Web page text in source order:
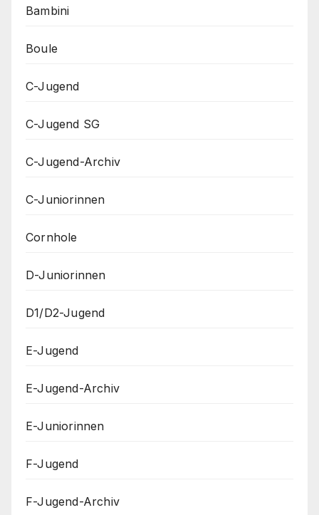
Bambini
Boule
C-Jugend
C-Jugend SG
C-Jugend-Archiv
C-Juniorinnen
Cornhole
D-Juniorinnen
D1/D2-Jugend
E-Jugend
E-Jugend-Archiv
E-Juniorinnen
F-Jugend
F-Jugend-Archiv